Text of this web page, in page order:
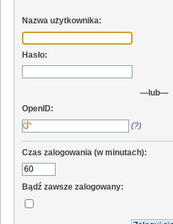
Nazwa użytkownika:
Hasło:
—lub—
OpenID:
(?)
Czas zalogowania (w minutach):
Bądź zawsze zalogowany: